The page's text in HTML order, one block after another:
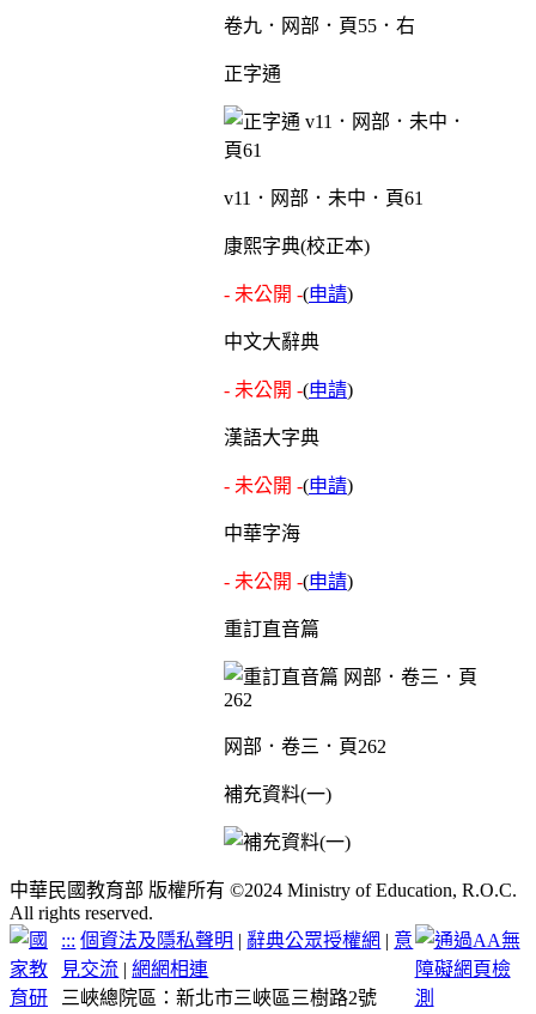
卷九．网部．頁55．右
正字通
v11．网部．未中．頁61
康熙字典(校正本)
- 未公開 -(申請)
中文大辭典
- 未公開 -(申請)
漢語大字典
- 未公開 -(申請)
中華字海
- 未公開 -(申請)
重訂直音篇
网部．卷三．頁262
補充資料(一)
中華民國教育部 版權所有 ©2024 Ministry of Education, R.O.C.
All rights reserved.
::: 個資法及隱私聲明 | 辭典公眾授權網 | 意
見交流 |網網相連
三峽總院區：新北市三峽區三樹路2號